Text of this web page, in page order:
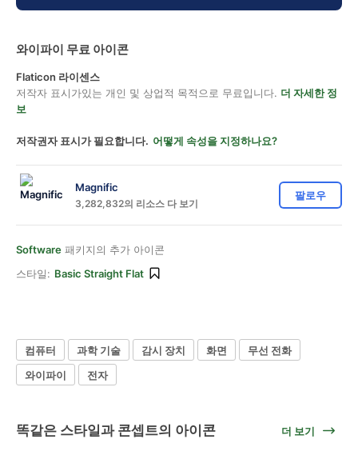
와이파이 무료 아이콘
Flaticon 라이센스
저작자 표시가있는 개인 및 상업적 목적으로 무료입니다. 더 자세한 정
보
저작권자 표시가 필요합니다. 어떻게 속성을 지정하나요?
Magnific
3,282,832의 리소스 다 보기
팔로우
Software 패키지의 추가 아이콘
스타일: Basic Straight Flat
컴퓨터 과학 기술 감시 장치 화면
무선 전화
와이파이
전자
똑같은 스타일과 콘셉트의 아이콘 더 보기